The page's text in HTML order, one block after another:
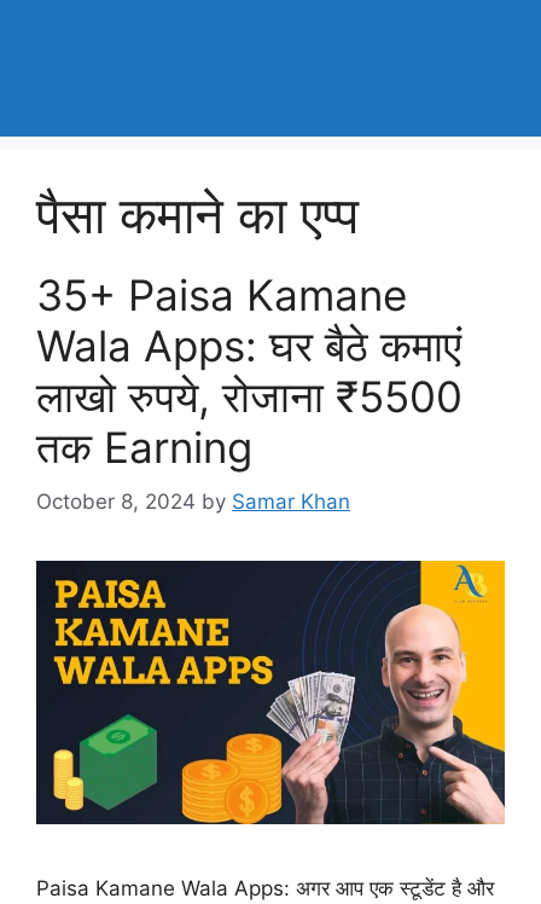
पैसा कमाने का एप्प
35+ Paisa Kamane
Wala Apps: घर बैठे कमाएं
लाखो रुपये, रोजाना ₹5500
तक Earning
October 8, 2024 by Samar Khan
Paisa Kamane Wala Apps: अगर आप एक स्टूडेंट है और